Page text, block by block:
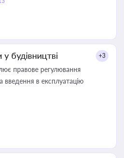
будівництві +3
правове регулювання
введення в експлуатацію